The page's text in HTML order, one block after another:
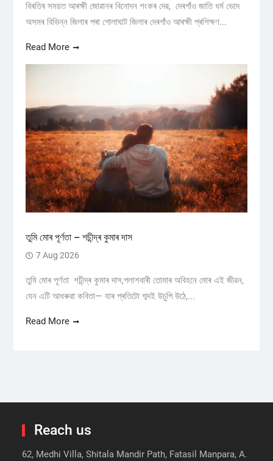
বিৰতিৰ সময়ত আৰক্ষী জোৱানৰ বিনোদন শংকৰ দেৱ, দেৰগাঁও জাতি ধৰ্ম ভেদে
অসমৰ বিভিন্ন জিলাৰ পৰা গোলাঘাট জিলাৰ দেৰগাঁও আৰক্ষী প্ৰশিক্ষণ...
Read More
তুমি মোৰ পূৰ্ণতা – শচীন্দ্ৰ কুমাৰ দাস
7 Aug 2026
তুমি মোৰ পূৰ্ণতা শচীন্দ্ৰ কুমাৰ দাস,পলাশবাৰী তোমাৰ অবিহনে মোৰ এই জীৱন,
যেন এটি আধৰুৱা কবিতা— যাৰ প্ৰতিটো শব্দই উচুপি উঠে,...
Read More
Reach us
62, Medhi Villa, Shitala Mandir Path, Fatasil Manpara, A.